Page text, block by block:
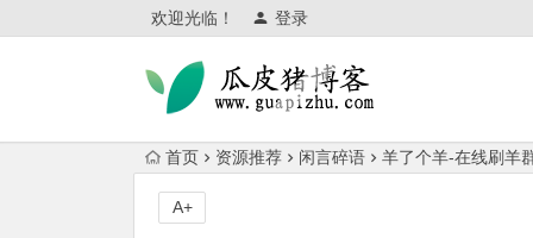
欢迎光临！ 登录
首页 资源推荐 闲言碎语 羊了个羊-在线刷羊
A+